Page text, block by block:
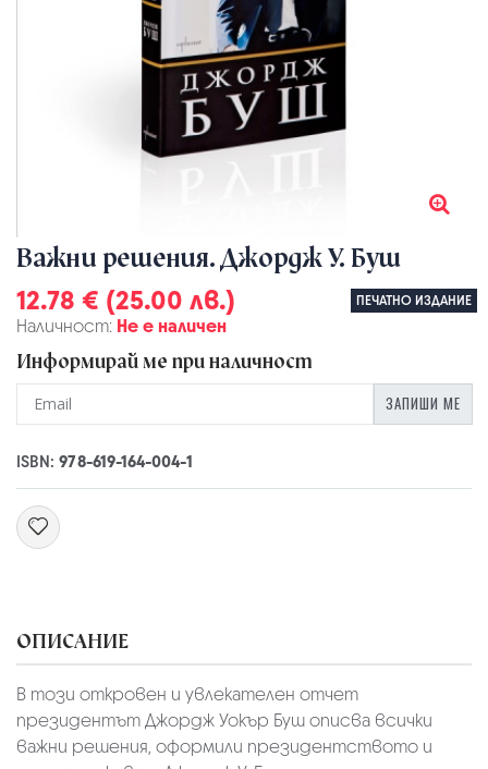
Важни решения. Джордж У. Буш
12.78 € (25.00 лв.) ПЕЧАТНО ИЗДАНИЕ
Наличност: Не е наличен
Информирай ме при наличност
ЗАПИШИ МЕ
ISBN:978-619-164-004-1
ОПИСАНИЕ
В този откровен и увлекателен отчет
президентът Джордж Уокър Буш описва всички
важни решения, оформили президентството и